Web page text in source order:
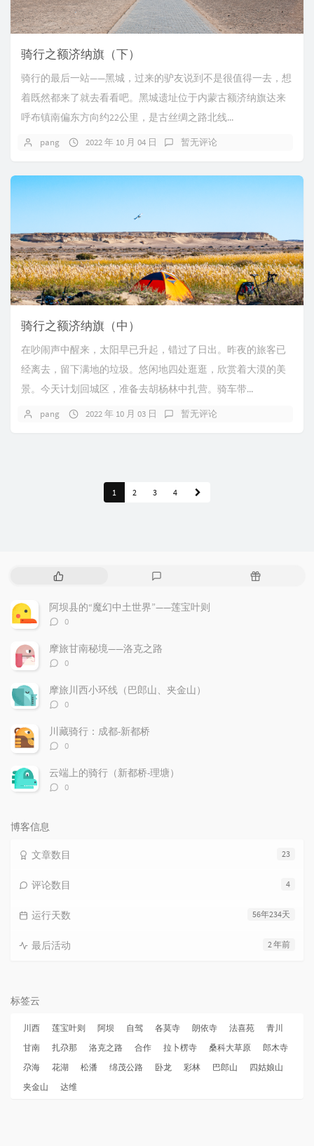
骑行之额济纳旗（下）
骑行的最后一站——黑城，过来的驴友说到不是很值得一去，想
着既然都来了就去看看吧。黑城遗址位于内蒙古额济纳旗达来
呼布镇南偏东方向约22公里，是古丝绸之路北线...
pang 2022 年 10 月 04 日 暂无评论
骑行之额济纳旗（中）
在吵闹声中醒来，太阳早已升起，错过了日出。昨夜的旅客已
经离去，留下满地的垃圾。悠闲地四处逛逛，欣赏着大漠的美
景。今天计划回城区，准备去胡杨林中扎营。骑车带...
pang 2022 年 10 月 03 日 暂无评论
1 2 3 4
热
文
章
随
阿坝县的“魔幻中土世界”——莲宝叶则
评
数：
0
摩旅甘南秘境——洛克之路
评
数：
0
摩旅川西小环线（巴郎山、夹金山）
评
数：
0
川藏骑行：成都-新都桥
评
数：
0
云端上的骑行（新都桥-理塘）
评
0
博客信息
23
文章数目
4
评论数目
56年234天
运行天数
2 年前
最后活动
标签云
川西 莲宝叶则 阿坝 自驾 各莫寺 朗依寺 法喜苑
青川
甘南
扎尕那 洛克之路 合作 拉卜楞寺 桑科大草原
郎木寺
尕海
花湖 松潘 绵茂公路 卧龙 彩林 巴郎山
四姑娘山
夹金山
达维